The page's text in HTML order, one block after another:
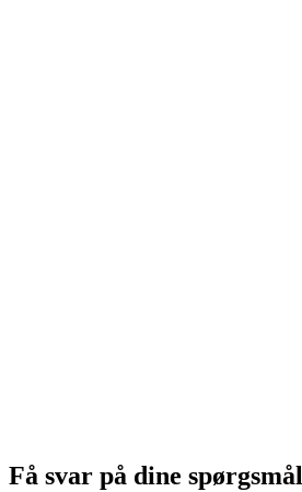
Få svar på dine spørgsmål